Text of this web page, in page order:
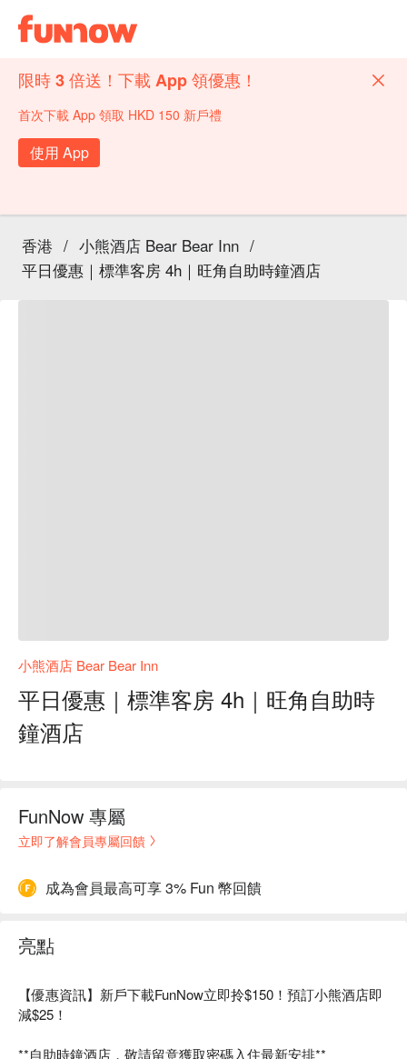
限時 3 倍送！下載 App 領優惠！
首次下載 App 領取 HKD 150 新戶禮
使用 App
香港 / 小熊酒店 Bear Bear Inn /
平日優惠｜標準客房 4h｜旺角自助時鐘酒店
小熊酒店 Bear Bear Inn
平日優惠｜標準客房 4h｜旺角自助時
鐘酒店
FunNow 專屬
立即了解會員專屬回饋
成為會員最高可享 3% Fun 幣回饋
亮點
【優惠資訊】新戶下載FunNow立即拎$150！預訂小熊酒店即
減$25！
**自助時鐘酒店，敬請留意獲取密碼入住最新安排**